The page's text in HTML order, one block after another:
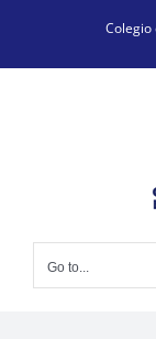
content
Colegio
Go to...